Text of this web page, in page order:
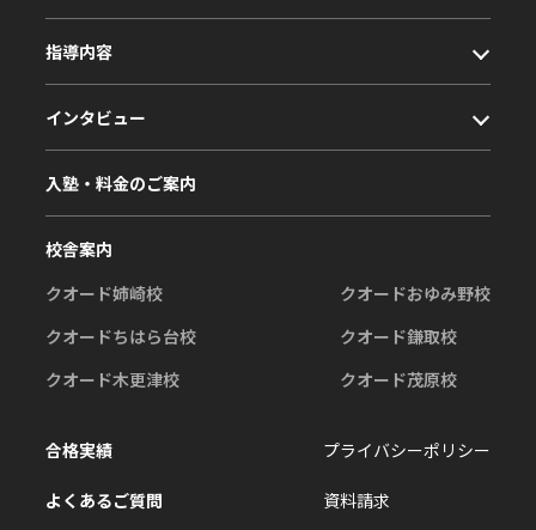
指導内容
校舎案内
クオード姉崎校
クオードちはら台校
クオード木更津校
クオードおゆみ野校
クオード鎌取校
クオード茂原校
インタビュー
入塾・料金のご案内
合格実績
よくあるご質問
プライバシーポリシー
資料請求